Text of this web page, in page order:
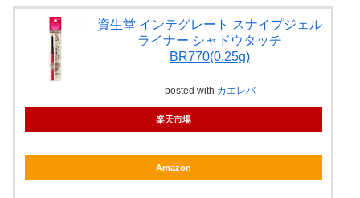
資生堂 インテグレート スナイプジェル
ライナー シャドウタッチ
BR770(0.25g)
posted with カエレバ
楽天市場
Amazon